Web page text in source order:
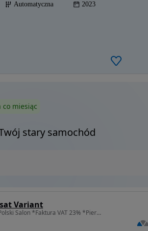
Automatyczna 2023
co miesiąc
stary samochód
Variant
1984 cm3 • 190 KM • *Polski Salon *Faktura VAT 23% *Pierwszy właściciel